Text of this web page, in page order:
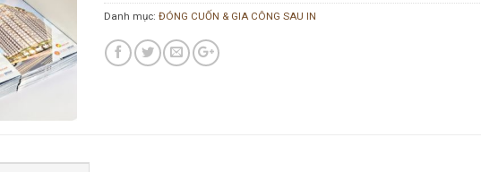
Danh mục: ĐÓNG CUỐN & GIA CÔNG SAU IN